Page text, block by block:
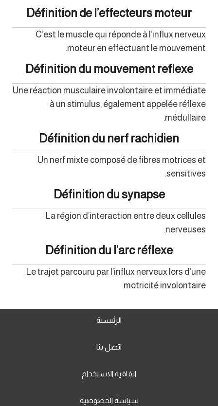
Définition de l’effecteurs moteur
C’est le muscle qui réponde à l’influx nerveux
moteur en effectuant le mouvement.
Définition du mouvement reflexe
Une réaction musculaire involontaire et immédiate
à un stimulus, également appelée réflexe
médullaire.
Définition du nerf rachidien
Un nerf mixte composé de fibres motrices et
sensitives.
Définition du synapse
La région d’interaction entre deux cellules
nerveuses.
Définition du l’arc réflexe
Le trajet parcouru par l’influx nerveux lors d’une
motricité involontaire.
الرئيسية
اتصل بنا
اتفاقية الاستخدام
سياسة الخصوصية